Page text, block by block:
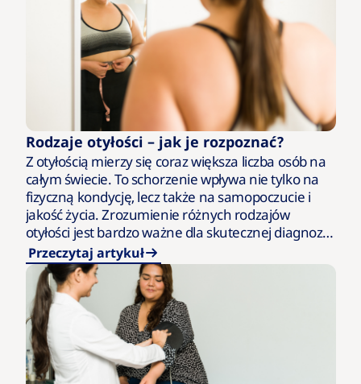
Rodzaje otyłości – jak je rozpoznać?
Z otyłością mierzy się coraz większa liczba osób na
całym świecie. To schorzenie wpływa nie tylko na
fizyczną kondycję, lecz także na samopoczucie i
jakość życia. Zrozumienie różnych rodzajów
otyłości jest bardzo ważne dla skutecznej diagnozy i
leczenia…
Przeczytaj artykuł